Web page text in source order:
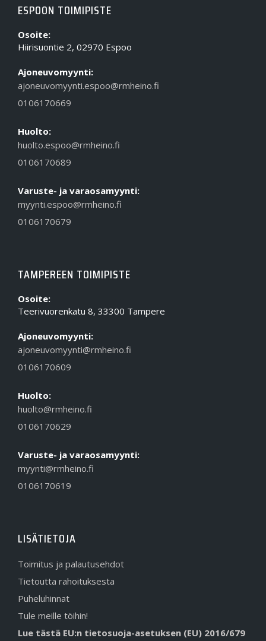
ESPOON TOIMIPISTE
Osoite:
Hiirisuontie 2, 02970 Espoo
Ajoneuvomyynti:
ajoneuvomyynti.espoo@rmheino.fi
0106170669
Huolto:
huolto.espoo@rmheino.fi
0106170689
Varuste- ja varaosamyynti:
myynti.espoo@rmheino.fi
0106170679
TAMPEREEN TOIMIPISTE
Osoite:
Teerivuorenkatu 8, 33300 Tampere
Ajoneuvomyynti:
ajoneuvomyynti@rmheino.fi
0106170609
Huolto:
huolto@rmheino.fi
0106170629
Varuste- ja varaosamyynti:
myynti@rmheino.fi
0106170619
LISÄTIETOJA
Toimitus ja palautusehdot
Tietoutta rahoituksesta
Puheluhinnat
Tule meille töihin!
Lue tästä EU:n tietosuoja-asetuksen (EU) 2016/679